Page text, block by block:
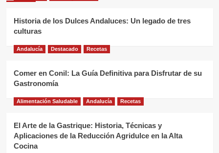
Historia de los Dulces Andaluces: Un legado de tres
culturas
Andalucía Destacado Recetas
Comer en Conil: La Guía Definitiva para Disfrutar de su
Gastronomía
Alimentación Saludable Andalucía Recetas
El Arte de la Gastrique: Historia, Técnicas y
Aplicaciones de la Reducción Agridulce en la Alta
Cocina